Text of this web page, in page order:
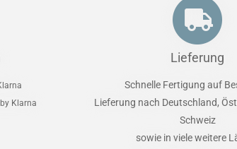
by Klarna
Lieferung
Schnelle Fertigung auf
Lieferung nach Deutschland,
Schweiz
sowie in viele weitere